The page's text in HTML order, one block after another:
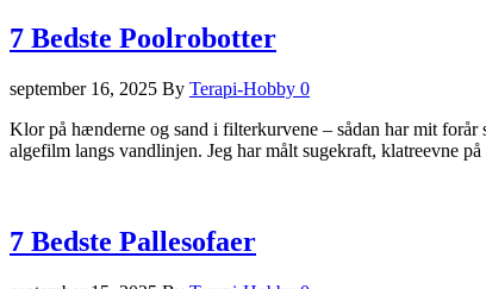
7 Bedste Poolrobotter
september 16, 2025 By Terapi-Hobby 0
Klor på hænderne og sand i filterkurvene – sådan har mit
algefilm langs vandlinjen. Jeg har målt sugekraft, klatreevne
7 Bedste Pallesofaer